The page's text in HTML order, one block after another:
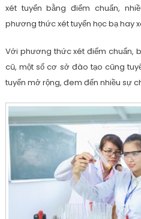
xét tuyển bằng điểm chuẩn,
phương thức xét tuyển học bạ hay
Với phương thức xét điểm chuẩn,
cũ, một số cơ sở đào tạo cũng
tuyển mở rộng, đem đến nhiều sự